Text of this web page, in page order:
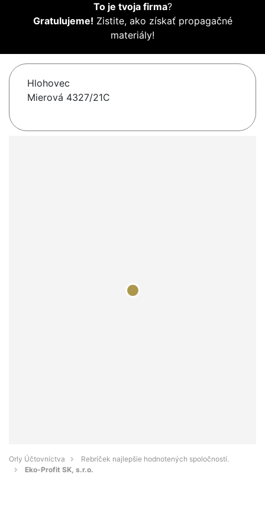
To je tvoja firma?
Gratulujeme! Zistite, ako získať propagačné
materiály!
Hlohovec
Mierová 4327/21C
Orly Účtovníctva
Rebríček najlepšie hodnotených spoločností.
Eko-Profit SK, s.r.o.